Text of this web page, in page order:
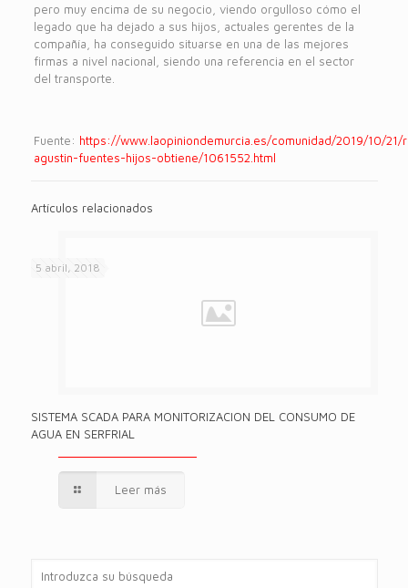
pero muy encima de su negocio, viendo orgulloso cómo el
legado que ha dejado a sus hijos, actuales gerentes de la
compañía, ha conseguido situarse en una de las mejores
firmas a nivel nacional, siendo una referencia en el sector
del transporte.
Fuente: https://www.laopiniondemurcia.es/comunidad/2019/10/
agustin-fuentes-hijos-obtiene/1061552.html
Artículos relacionados
5 abril, 2018
SISTEMA SCADA PARA MONITORIZACION DEL CONSUMO DE
AGUA EN SERFRIAL
Leer más